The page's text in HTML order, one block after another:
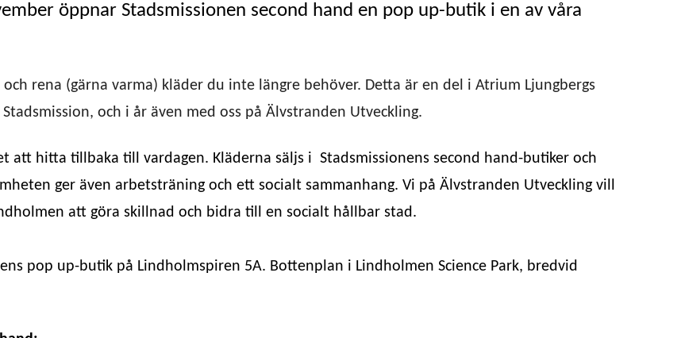
öppnar Stadsmissionen second hand en pop up-butik i en av våra
rena (gärna varma) kläder du inte längre behöver. Detta är en del i Atrium Ljungbergs
och i år även med oss på Älvstranden Utveckling.
att hitta tillbaka till vardagen. Kläderna säljs i Stadsmissionens second hand-butiker och
ger även arbetsträning och ett socialt sammanhang. Vi på Älvstranden Utveckling vill
att göra skillnad och bidra till en socialt hållbar stad.
pop up-butik på Lindholmspiren 5A. Bottenplan i Lindholmen Science Park, bredvid